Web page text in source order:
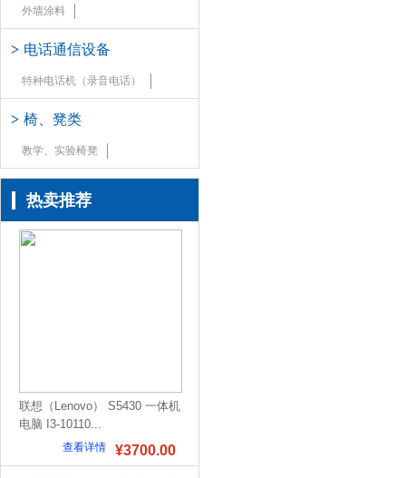
外墙涂料
> 电话通信设备
特种电话机（录音电话）
> 椅、凳类
教学、实验椅凳
热卖推荐
联想（Lenovo） S5430 一体机
电脑 I3-10110...
¥3700.00
查看详情